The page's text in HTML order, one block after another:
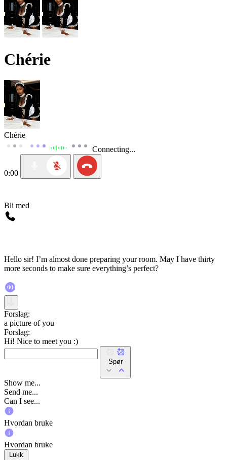
Chérie
Chérie
Connecting...
0:00
Bli med
Hello sir! I’m almost done preparing your room. May I have thirty
more seconds to make sure everything’s perfect?
Forslag:
a picture of you
Forslag:
Hi! Nice to meet you :)
Spør
Show me...
Send me...
Can I see...
Hvordan bruke
Hvordan bruke
Lukk